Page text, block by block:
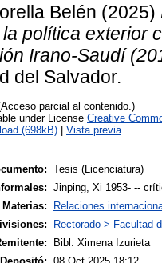
Belén (2025)
política exterior
Irano-Saudí
del Salvador.
parcial al contenido.)
under License Creative
(698kB)
Vista previa
Tesis (Licenciatura)
Jinping, Xi 1953- --
Materias:
Relaciones
Rectorado > Facultad
Bibl. Ximena Izurieta